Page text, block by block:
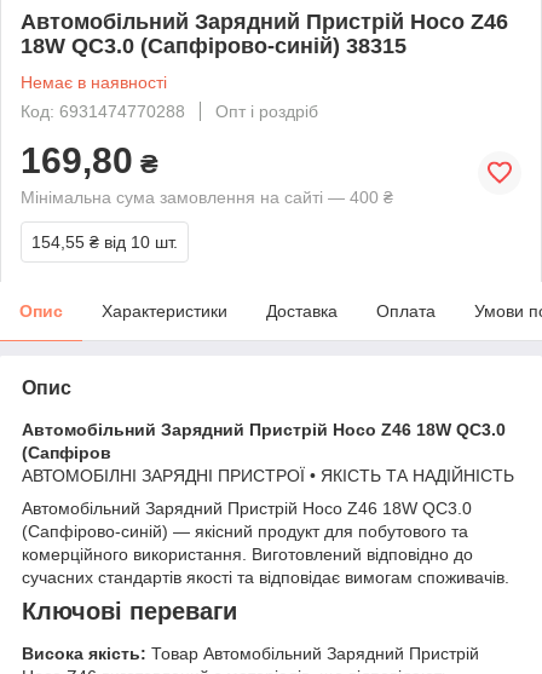
Автомобільний Зарядний Пристрій Hoco Z46
18W QC3.0 (Сапфірово-синій) 38315
Немає в наявності
Код: 6931474770288
Опт і роздріб
169,80 ₴
Мінімальна сума замовлення на сайті — 400 ₴
154,55 ₴ від 10 шт.
Опис Характеристики Доставка Оплата Умови
Опис
Автомобільний Зарядний Пристрій Hoco Z46 18W QC3.0
(Сапфіров
АВТОМОБІЛНІ ЗАРЯДНІ ПРИСТРОЇ • ЯКІСТЬ ТА НАДІЙНІСТЬ
Автомобільний Зарядний Пристрій Hoco Z46 18W QC3.0
(Сапфірово-синій) — якісний продукт для побутового та
комерційного використання. Виготовлений відповідно до
сучасних стандартів якості та відповідає вимогам споживачів.
Ключові переваги
Висока якість: Товар Автомобільний Зарядний Пристрій